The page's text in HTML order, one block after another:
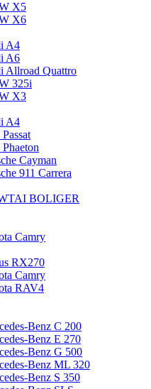
X5
X6
A4
A6
Allroad Quattro
325i
X3
A4
Cayman
911 Carrera
BOLIGER
Camry
RX270
Camry
RAV4
Benz C 200
Benz E 270
Benz G 500
Benz ML 320
Benz S 350